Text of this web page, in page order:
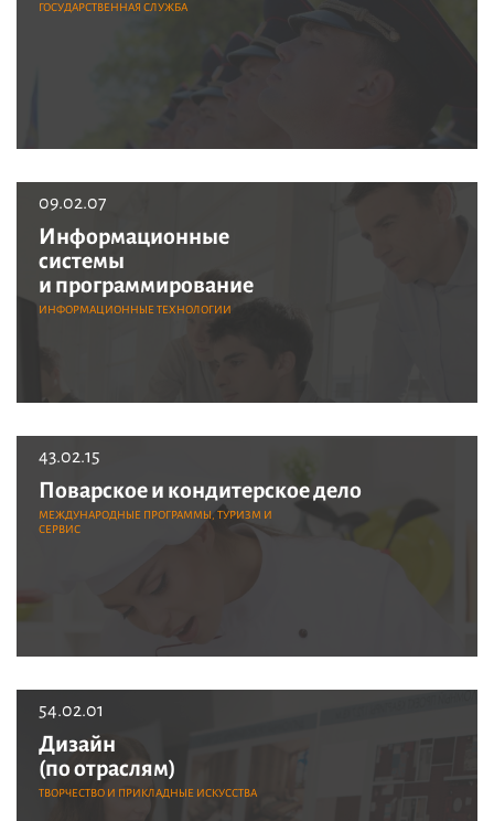
ГОСУДАРСТВЕННАЯ СЛУЖБА
09.02.07
Информационные
системы
и программирование
ИНФОРМАЦИОННЫЕ ТЕХНОЛОГИИ
43.02.15
Поварское и кондитерское дело
МЕЖДУНАРОДНЫЕ ПРОГРАММЫ, ТУРИЗМ И
СЕРВИС
54.02.01
Дизайн
(по отраслям)
ТВОРЧЕСТВО И ПРИКЛАДНЫЕ ИСКУССТВА